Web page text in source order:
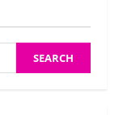
SEARCH